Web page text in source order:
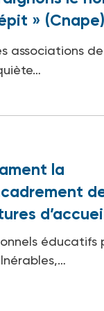
» (Cnape)
associations de
la
éducatifs